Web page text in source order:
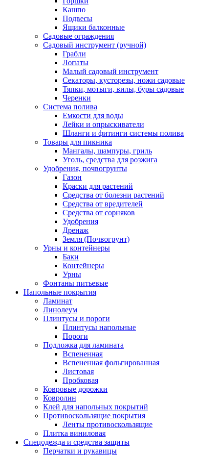
Кашпо
Подвесы
Ящики балконные
Садовые ограждения
Садовый инструмент (ручной)
Грабли
Лопаты
Малый садовый инструмент
Секаторы, кусторезы, ножи садовые
Тяпки, мотыги, вилы, буры садовые
Черенки
Система полива
Емкости для воды
Лейки и опрыскиватели
Шланги и фитинги системы полива
Товары для пикника
Мангалы, шампуры, гриль
Уголь, средства для розжига
Удобрения, почвогрунты
Газон
Краски для растений
Средства от болезни растений
Средства от вредителей
Средства от сорняков
Удобрения
Дренаж
Земля (Почвогрунт)
Урны и контейнеры
Баки
Контейнеры
Урны
Фонтаны питьевые
Напольные покрытия
Ламинат
Линолеум
Плинтусы и пороги
Плинтусы напольные
Пороги
Подложка для ламината
Вспененная
Вспененная фольгированная
Листовая
Пробковая
Ковровые дорожки
Ковролин
Клей для напольных покрытий
Противоскользящие покрытия
Ленты противоскользящие
Плитка виниловая
Спецодежда и средства защиты
Перчатки и рукавицы